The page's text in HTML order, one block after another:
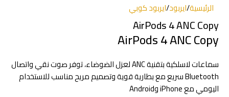
الرئيسية/ايربود/ايربود كوبي
AirPods 4 ANC Copy
AirPods 4 ANC Copy
سماعات لاسلكية بتقنية ANC لعزل الضوضاء، توفر صوت نقي واتصال
Bluetooth سريع مع بطارية قوية وتصميم مريح مناسب للاستخدام
اليومي مع iPhone وAndroid